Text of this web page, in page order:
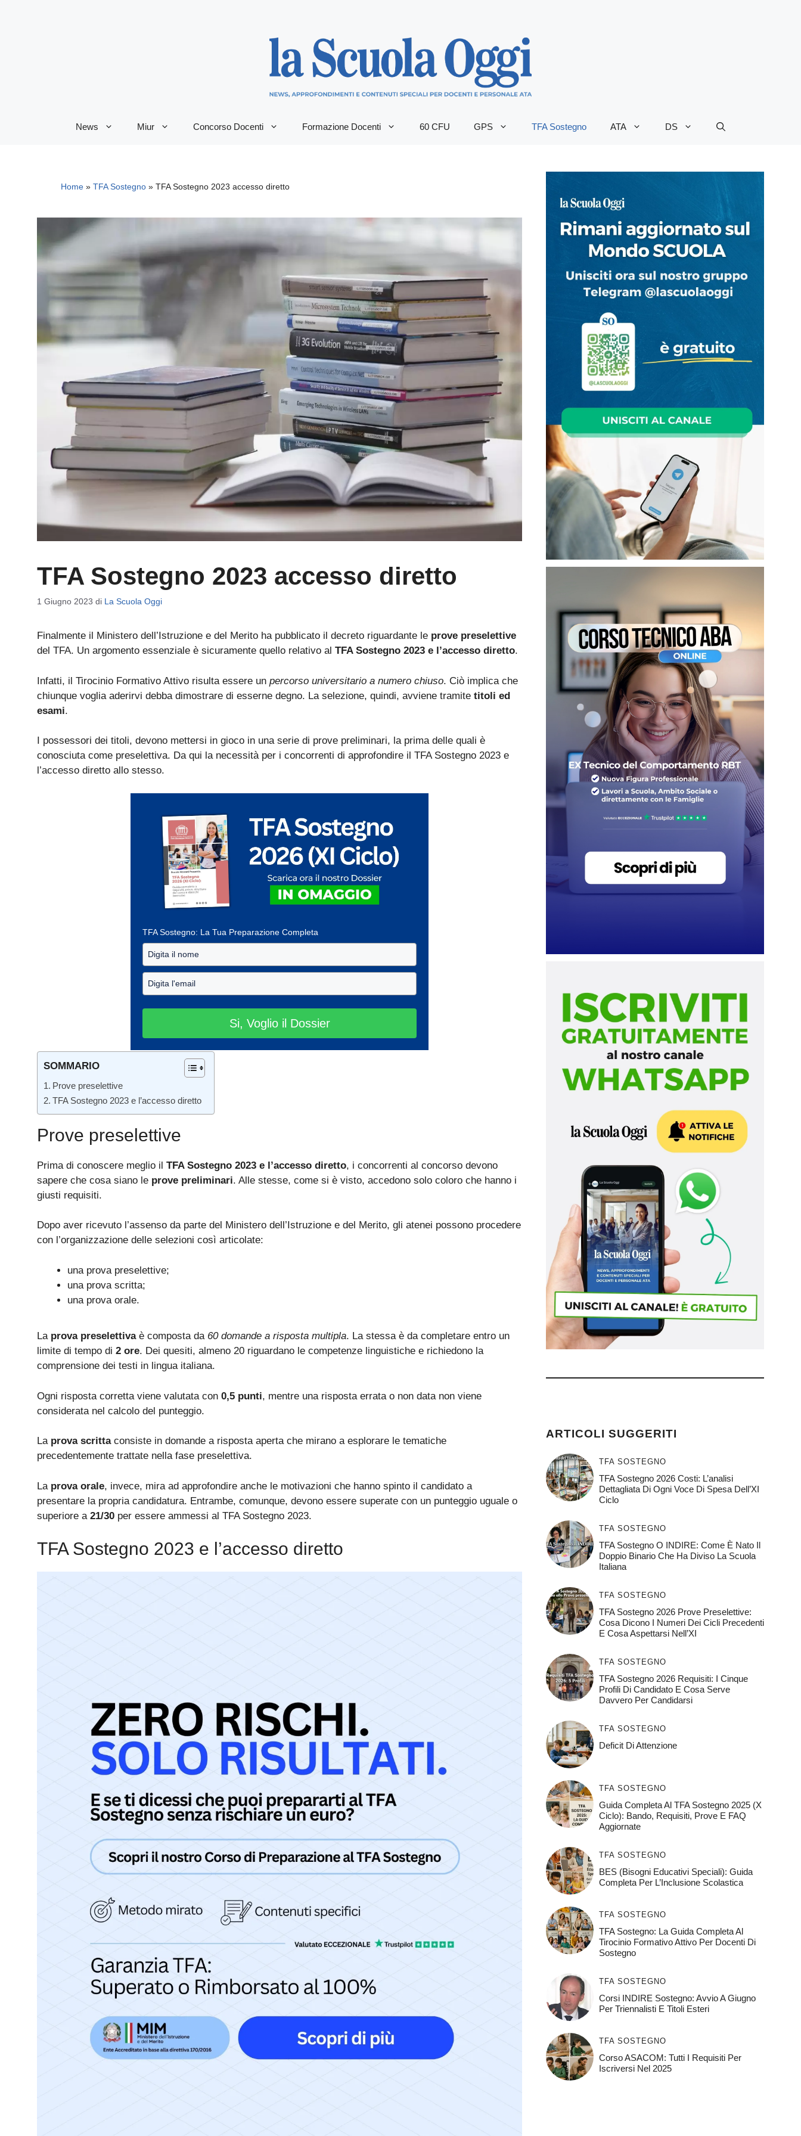
News Miur Concorso Docenti Formazione Docenti 60 CFU GPS TFA Sostegno ATA DS
Home » TFA Sostegno » TFA Sostegno 2023 accesso diretto
TFA Sostegno 2023 accesso diretto
1 Giugno 2023 di La Scuola Oggi
Finalmente il Ministero dell’Istruzione e del Merito ha pubblicato il decreto riguardante le prove preselettive
del TFA. Un argomento essenziale è sicuramente quello relativo al TFA Sostegno 2023 e l’accesso diretto.
Infatti, il Tirocinio Formativo Attivo risulta essere un percorso universitario a numero chiuso. Ciò implica che
chiunque voglia aderirvi debba dimostrare di esserne degno. La selezione, quindi, avviene tramite titoli ed
esami.
I possessori dei titoli, devono mettersi in gioco in una serie di prove preliminari, la prima delle quali è
conosciuta come preselettiva. Da qui la necessità per i concorrenti di approfondire il TFA Sostegno 2023 e
l’accesso diretto allo stesso.
TFA Sostegno: La Tua Preparazione Completa
Si, Voglio il Dossier
SOMMARIO
Prove preselettive
TFA Sostegno 2023 e l’accesso diretto
Prove preselettive
Prima di conoscere meglio il TFA Sostegno 2023 e l’accesso diretto, i concorrenti al concorso devono
sapere che cosa siano le prove preliminari. Alle stesse, come si è visto, accedono solo coloro che hanno i
giusti requisiti.
Dopo aver ricevuto l’assenso da parte del Ministero dell’Istruzione e del Merito, gli atenei possono procedere
con l’organizzazione delle selezioni così articolate:
una prova preselettive;
una prova scritta;
una prova orale.
La prova preselettivaè composta da 60 domande a risposta multipla. La stessa è da completare entro un
limite di tempo di 2 ore. Dei quesiti, almeno 20 riguardano le competenze linguistiche e richiedono la
comprensione dei testi in lingua italiana.
Ogni risposta corretta viene valutata con 0,5 punti, mentre una risposta errata o non data non viene
considerata nel calcolo del punteggio.
La prova scrittaconsiste in domande a risposta aperta che mirano a esplorare le tematiche
precedentemente trattate nella fase preselettiva.
La prova orale, invece, mira ad approfondire anche le motivazioni che hanno spinto il candidato a
presentare la propria candidatura. Entrambe, comunque, devono essere superate con un punteggio uguale o
superiore a 21/30 per essere ammessi al TFA Sostegno 2023.
TFA Sostegno 2023 e l’accesso diretto
ARTICOLI SUGGERITI
TFA SOSTEGNO
TFA Sostegno 2026 Costi: L’analisi
Dettagliata Di Ogni Voce Di Spesa Dell’XI
Ciclo
TFA SOSTEGNO
TFA Sostegno O INDIRE: Come È Nato Il
Doppio Binario Che Ha Diviso La Scuola
Italiana
TFA SOSTEGNO
TFA Sostegno 2026 Prove Preselettive:
Cosa Dicono I Numeri Dei Cicli Precedenti
E Cosa Aspettarsi Nell’XI
TFA SOSTEGNO
TFA Sostegno 2026 Requisiti: I Cinque
Profili Di Candidato E Cosa Serve
Davvero Per Candidarsi
TFA SOSTEGNO
Deficit Di Attenzione
TFA SOSTEGNO
Guida Completa Al TFA Sostegno 2025 (X
Ciclo): Bando, Requisiti, Prove E FAQ
Aggiornate
TFA SOSTEGNO
BES (Bisogni Educativi Speciali): Guida
Completa Per L’Inclusione Scolastica
TFA SOSTEGNO
TFA Sostegno: La Guida Completa Al
Tirocinio Formativo Attivo Per Docenti Di
Sostegno
TFA SOSTEGNO
Corsi INDIRE Sostegno: Avvio A Giugno
Per Triennalisti E Titoli Esteri
TFA SOSTEGNO
Corso ASACOM: Tutti I Requisiti Per
Iscriversi Nel 2025